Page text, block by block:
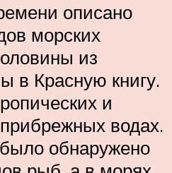
описано
морских
из
в Красную книгу.
и
водах.
обнаружено